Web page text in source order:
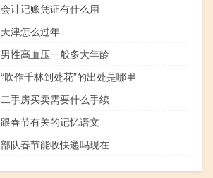
会计记账凭证有什么用
天津怎么过年
男性高血压一般多大年龄
“吹作千林到处花”的出处是哪里
二手房买卖需要什么手续
跟春节有关的记忆语文
部队春节能收快递吗现在